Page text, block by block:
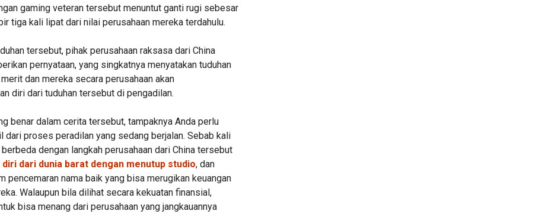
gaming veteran tersebut menuntut ganti rugi sebesar
tiga kali lipat dari nilai perusahaan mereka terdahulu.
tersebut, pihak perusahaan raksasa dari China
pernyataan, yang singkatnya menyatakan tuduhan
dan mereka secara perusahaan akan
diri dari tuduhan tersebut di pengadilan.
benar dalam cerita tersebut, tampaknya Anda perlu
dari proses peradilan yang sedang berjalan. Sebab kali
dengan langkah perusahaan dari China tersebut
dari dunia barat dengan menutup studio, dan
pencemaran nama baik yang bisa merugikan keuangan
Walaupun bila dilihat secara kekuatan finansial,
bisa menang dari perusahaan yang jangkauannya